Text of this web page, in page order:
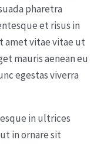
pharetra
et risus in
amet vitae vitae ut
mauris aenean eu
egestas viverra
in ultrices
in ornare sit